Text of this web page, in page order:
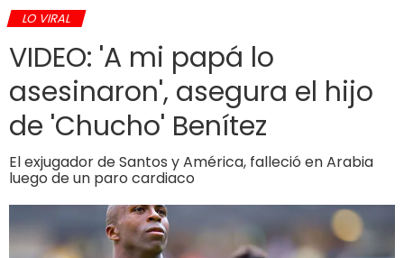
LO VIRAL
VIDEO: 'A mi papá lo
asesinaron', asegura el hijo
de 'Chucho' Benítez
El exjugador de Santos y América, falleció en Arabia
luego de un paro cardiaco